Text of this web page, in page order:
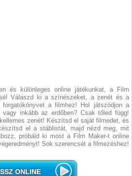
és különleges online játékunkat, a Film
Válaszd ki a színészeket, a zenét és a
a filmhez! Hol játszódjon a
vagy inkább az erdőben? Csak tőled függ!
zenét! Készítsd el saját filmedet, és
el a stáblistát, majd nézd meg, mit
próbáld ki most a Film Maker-t online
Sok szerencsét a filmezéshez!
ONLINE